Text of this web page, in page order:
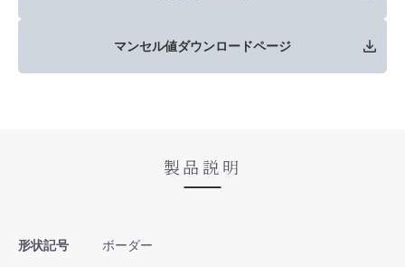
マンセル値ダウンロードページ
製品説明
形状記号 ボーダー